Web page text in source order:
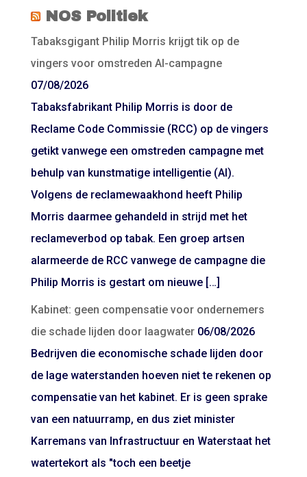
NOS Politiek
Tabaksgigant Philip Morris krijgt tik op de
vingers voor omstreden AI-campagne
07/08/2026
Tabaksfabrikant Philip Morris is door de
Reclame Code Commissie (RCC) op de vingers
getikt vanwege een omstreden campagne met
behulp van kunstmatige intelligentie (AI).
Volgens de reclamewaakhond heeft Philip
Morris daarmee gehandeld in strijd met het
reclameverbod op tabak. Een groep artsen
alarmeerde de RCC vanwege de campagne die
Philip Morris is gestart om nieuwe […]
Kabinet: geen compensatie voor ondernemers
die schade lijden door laagwater 06/08/2026
Bedrijven die economische schade lijden door
de lage waterstanden hoeven niet te rekenen op
compensatie van het kabinet. Er is geen sprake
van een natuurramp, en dus ziet minister
Karremans van Infrastructuur en Waterstaat het
watertekort als "toch een beetje